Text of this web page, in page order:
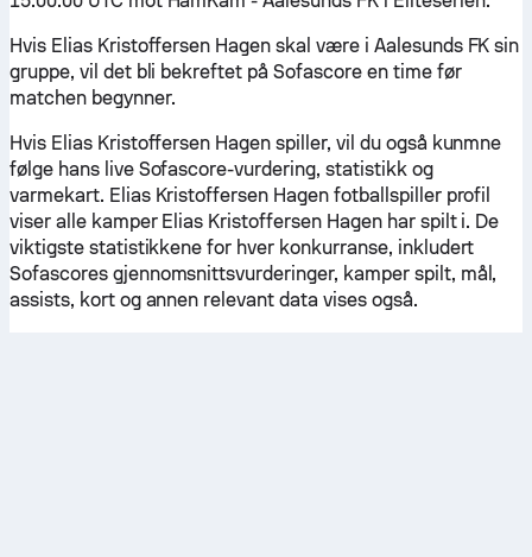
Hvis Elias Kristoffersen Hagen skal være i Aalesunds FK sin
gruppe, vil det bli bekreftet på Sofascore en time før
matchen begynner.
Hvis Elias Kristoffersen Hagen spiller, vil du også kunmne
følge hans live Sofascore-vurdering, statistikk og
varmekart. Elias Kristoffersen Hagen fotballspiller profil
viser alle kamper Elias Kristoffersen Hagen har spilt i. De
viktigste statistikkene for hver konkurranse, inkludert
Sofascores gjennomsnittsvurderinger, kamper spilt, mål,
assists, kort og annen relevant data vises også.